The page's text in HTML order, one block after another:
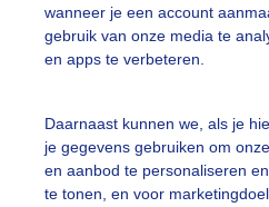
wanneer je een account
gebruik van onze media te
en apps te verbeteren.
Daarnaast kunnen we, als je
je gegevens gebruiken om
en aanbod te personaliseren
te tonen, en voor